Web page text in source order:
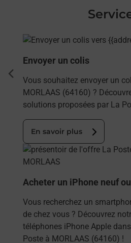
En savoir plus
Envoyer un colis
Vous souhaitez envoyer un
MORLAAS (64160) ?
solutions proposées par La
En savoir plus
En savoir plus
Acheter un iPhone neuf
Vous recherchez un
de chez vous ? Découvrez
téléphones iPhone Apple
Poste à MORLAAS (64160) !